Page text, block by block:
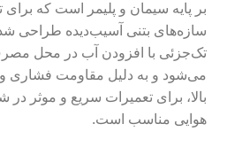
بر پایه سیمان و پلیمر است که برای
سازه‌های بتنی آسیب‌دیده طراحی
تک‌جزئی با افزودن آب در محل
می‌شود و به دلیل مقاومت فشاری و
بالا، برای تعمیرات سریع و موثر
هوایی مناسب است.